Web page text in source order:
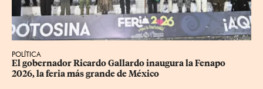
POLÍTICA
​El gobernador Ricardo Gallardo inaugura la Fenapo
2026, la feria más grande de México